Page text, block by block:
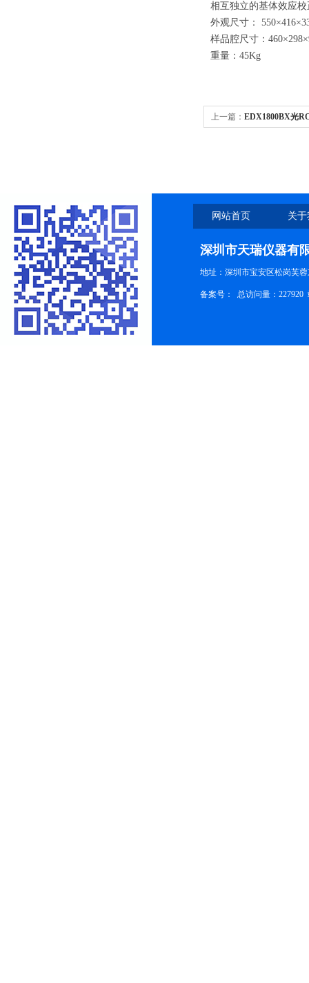
相互独立的基体效应
外观尺寸：
样品腔尺寸：
重量：45Kg
上一篇： EDX1800BX光
网站首页 关
深圳市天瑞仪器有
地址：深圳市宝安区松岗芙
备案号： 总访问量：227920